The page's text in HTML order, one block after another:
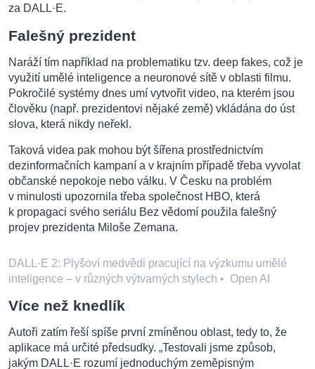
za DALL·E.
Falešný prezident
Naráží tím například na problematiku tzv. deep fakes, což je
využití umělé inteligence a neuronové sítě v oblasti filmu.
Pokročilé systémy dnes umí vytvořit video, na kterém jsou
člověku (např. prezidentovi nějaké země) vkládána do úst
slova, která nikdy neřekl.
Taková videa pak mohou být šířena prostřednictvím
dezinformačních kampaní a v krajním případě třeba vyvolat
občanské nepokoje nebo válku. V Česku na problém
v minulosti upozornila třeba společnost HBO, která
k propagaci svého seriálu Bez vědomí použila falešný
projev prezidenta Miloše Zemana.
DALL·E 2: Plyšoví medvědi pracující na výzkumu umělé
inteligence – v různých výtvarných stylech • Open AI
Více než knedlík
Autoři zatím řeší spíše první zmíněnou oblast, tedy to, že
aplikace má určité předsudky. „Testovali jsme způsob,
jakým DALL·E rozumí jednoduchým zeměpisným